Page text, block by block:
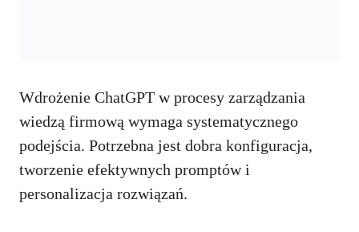
Wdrożenie ChatGPT w procesy zarządzania
wiedzą firmową wymaga systematycznego
podejścia. Potrzebna jest dobra konfiguracja,
tworzenie efektywnych promptów i
personalizacja rozwiązań.